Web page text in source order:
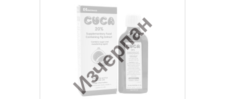
Изчерпан